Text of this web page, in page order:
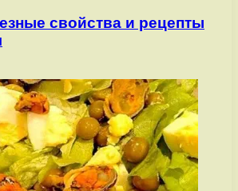
свойства и рецепты